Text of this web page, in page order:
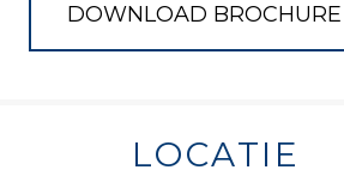
DOWNLOAD BROCHURE
LOCATIE